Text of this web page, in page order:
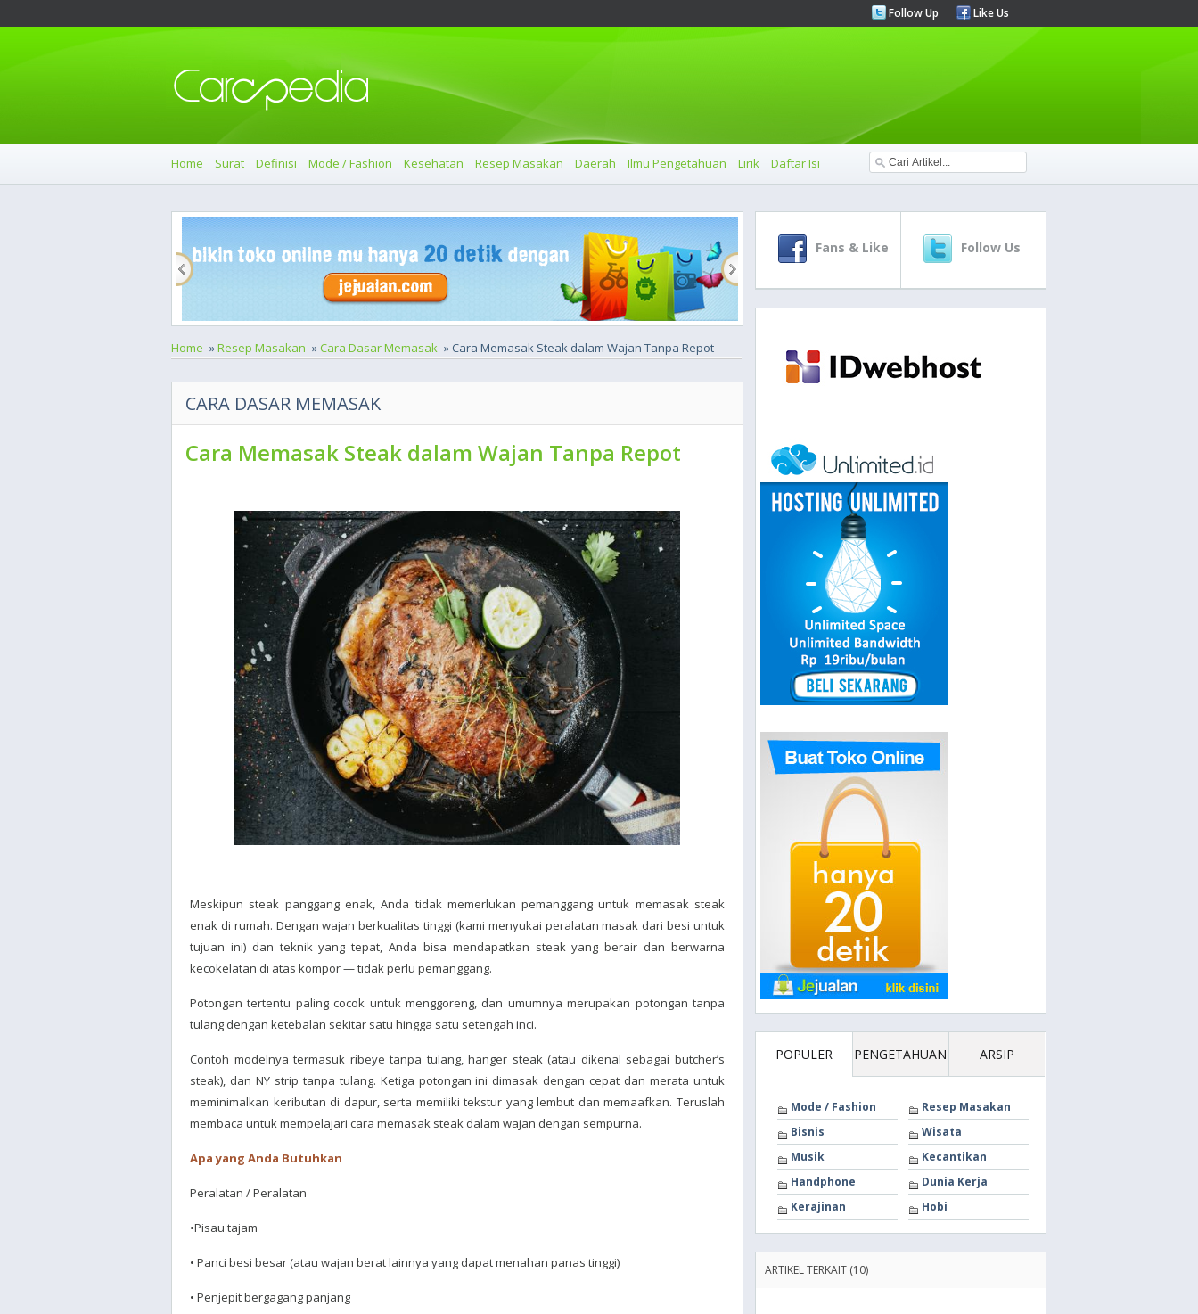
Follow Up Like Us
Home Surat Definisi Mode / Fashion Kesehatan Resep Masakan Daerah Ilmu Pengetahuan Lirik Daftar Isi
Home »Resep Masakan »Cara Dasar Memasak » Cara Memasak Steak dalam Wajan Tanpa Repot
CARA DASAR MEMASAK
Cara Memasak Steak dalam Wajan Tanpa Repot
Meskipun steak panggang enak, Anda tidak memerlukan pemanggang untuk memasak steak
enak di rumah. Dengan wajan berkualitas tinggi (kami menyukai peralatan masak dari besi untuk
tujuan ini) dan teknik yang tepat, Anda bisa mendapatkan steak yang berair dan berwarna
kecokelatan di atas kompor — tidak perlu pemanggang.
Potongan tertentu paling cocok untuk menggoreng, dan umumnya merupakan potongan tanpa
tulang dengan ketebalan sekitar satu hingga satu setengah inci.
Contoh modelnya termasuk ribeye tanpa tulang, hanger steak (atau dikenal sebagai butcher’s
steak), dan NY strip tanpa tulang. Ketiga potongan ini dimasak dengan cepat dan merata untuk
meminimalkan keributan di dapur, serta memiliki tekstur yang lembut dan memaafkan. Teruslah
membaca untuk mempelajari cara memasak steak dalam wajan dengan sempurna.
Apa yang Anda Butuhkan
Peralatan / Peralatan
•Pisau tajam
• Panci besi besar (atau wajan berat lainnya yang dapat menahan panas tinggi)
• Penjepit bergagang panjang
Fans & Like Follow Us
POPULER PENGETAHUAN ARSIP
Mode / Fashion
Resep Masakan
Bisnis
Wisata
Musik
Kecantikan
Handphone
Dunia Kerja
Kerajinan
Hobi
ARTIKEL TERKAIT (10)